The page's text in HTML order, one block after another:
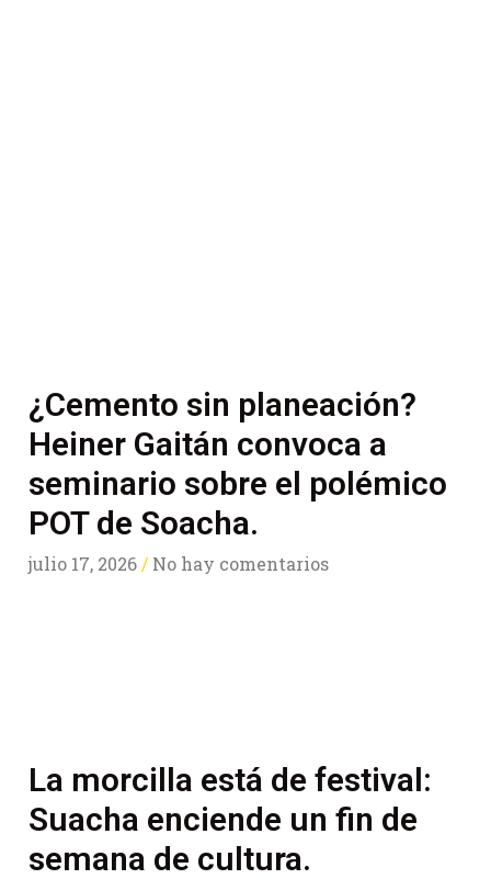
¿Cemento sin planeación?
Heiner Gaitán convoca a
seminario sobre el polémico
POT de Soacha.
julio 17, 2026 No hay comentarios
La morcilla está de festival:
Suacha enciende un fin de
semana de cultura.